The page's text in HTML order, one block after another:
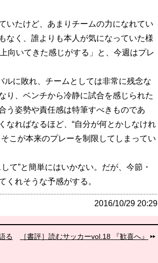
たけど、あまりチームの力になれてい
なく、誰よりも本人が気になっていた様
向いてきた感じがする」と、今週はプレ
に敗れ、チームとしては非常に残念な
り、ベンチから冷静に試合を感じられた
う姿勢や責任感は特筆すべきものであ
なればなるほど、“自分が何とかしなけれ
こが本来のプレーを制限してしまってい
て”と簡単にはいかない。だが、今節・
くれそうな予感がする。
2016/10/29 20:29
る ［書評］読むサッカーvol.18 『歓喜へ』